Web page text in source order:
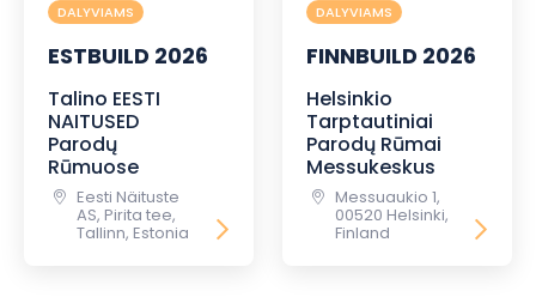
DALYVIAMS
ESTBUILD 2026
Talino EESTI
NAITUSED
Parodų
Rūmuose
Eesti Näituste
AS, Pirita tee,
Tallinn, Estonia
DALYVIAMS
FINNBUILD 2026
Helsinkio
Tarptautiniai
Parodų Rūmai
Messukeskus
Messuaukio 1,
00520 Helsinki,
Finland